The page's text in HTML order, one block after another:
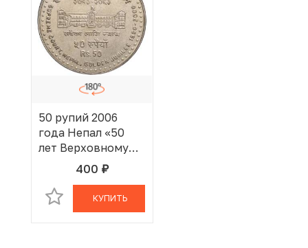
50 рупий 2006
года Непал «50
лет Верховному
400 руб.
В КОРЗИНЕ
КУПИТЬ